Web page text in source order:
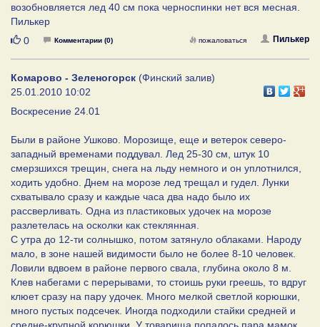
возобновляется лед 40 см пока черноспинки нет вся месная.
Пилькер
Нравится
0 Комментарии (0) Пилькер
пожаловаться
Комарово - Зеленогорск (Финский залив)
25.01.2010 10:02
Воскресение 24.01
Были в районе Ушково. Морозище, еще и ветерок северо-
западный временами поддувал. Лед 25-30 см, штук 10
смерзшихся трещин, снега на льду немного и он уплотнился,
ходить удобно. Днем на морозе лед трещал и гудел. Лунки
схватывало сразу и каждые часа два надо было их
рассверливать. Одна из пластиковых удочек на морозе
разлетелась на осколки как стеклянная.
С утра до 12-ти солнышко, потом затянуло облаками. Народу
мало, в зоне нашей видимости было не более 8-10 человек.
Ловили вдвоем в районе первого свала, глубина около 8 м.
Клев набегами с перерывами, то стоишь руки греешь, то вдруг
клюет сразу на пару удочек. Много мелкой светлой корюшки,
много пустых подсечек. Иногда подходили стайки средней и
средне-крупной корюшки. У товарища попалось пара мамок.